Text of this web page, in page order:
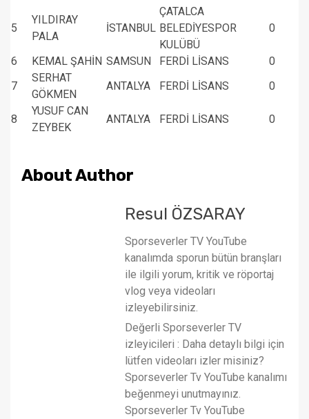
5
YILDIRAY
PALA
İSTANBUL
ÇATALCA
BELEDİYESPOR
KULÜBÜ
0
6 KEMAL ŞAHİN SAMSUN FERDİ LİSANS
0
7
SERHAT
GÖKMEN
ANTALYA FERDİ LİSANS 0
8
YUSUF CAN
ZEYBEK
ANTALYA FERDİ LİSANS 0
About Author
Resul ÖZSARAY
Sporseverler TV YouTube
kanalımda sporun bütün branşları
ile ilgili yorum, kritik ve röportaj
vlog veya videoları
izleyebilirsiniz.
Değerli Sporseverler TV
izleyicileri : Daha detaylı bilgi için
lütfen videoları izler misiniz?
Sporseverler Tv YouTube kanalımı
beğenmeyi unutmayınız.
Sporseverler Tv YouTube